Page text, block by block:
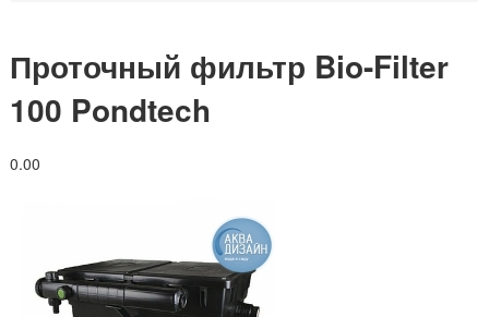
Проточный фильтр Bio-Filter
100 Pondtech
0.00